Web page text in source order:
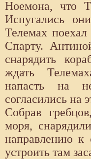
Ноемона, что
Испугались
Телемах
Спарту.
снарядить
ждать
напасть на
согласились на
Собрав
моря,
направлению к
устроить там